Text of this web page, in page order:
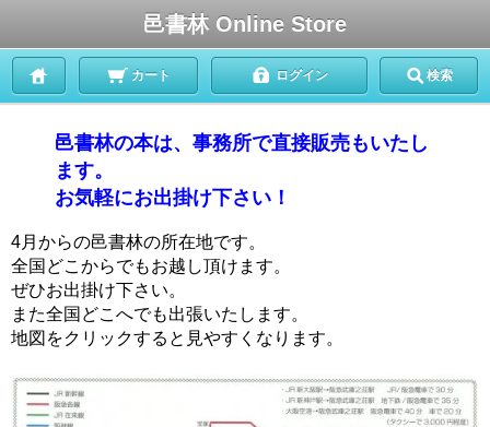
邑書林 Online Store
カート ログイン 検索
邑書林の本は、事務所で直接販売もいたし
ます。
お気軽にお出掛け下さい！
4月からの邑書林の所在地です。
全国どこからでもお越し頂けます。
ぜひお出掛け下さい。
また全国どこへでも出張いたします。
地図をクリックすると見やすくなります。